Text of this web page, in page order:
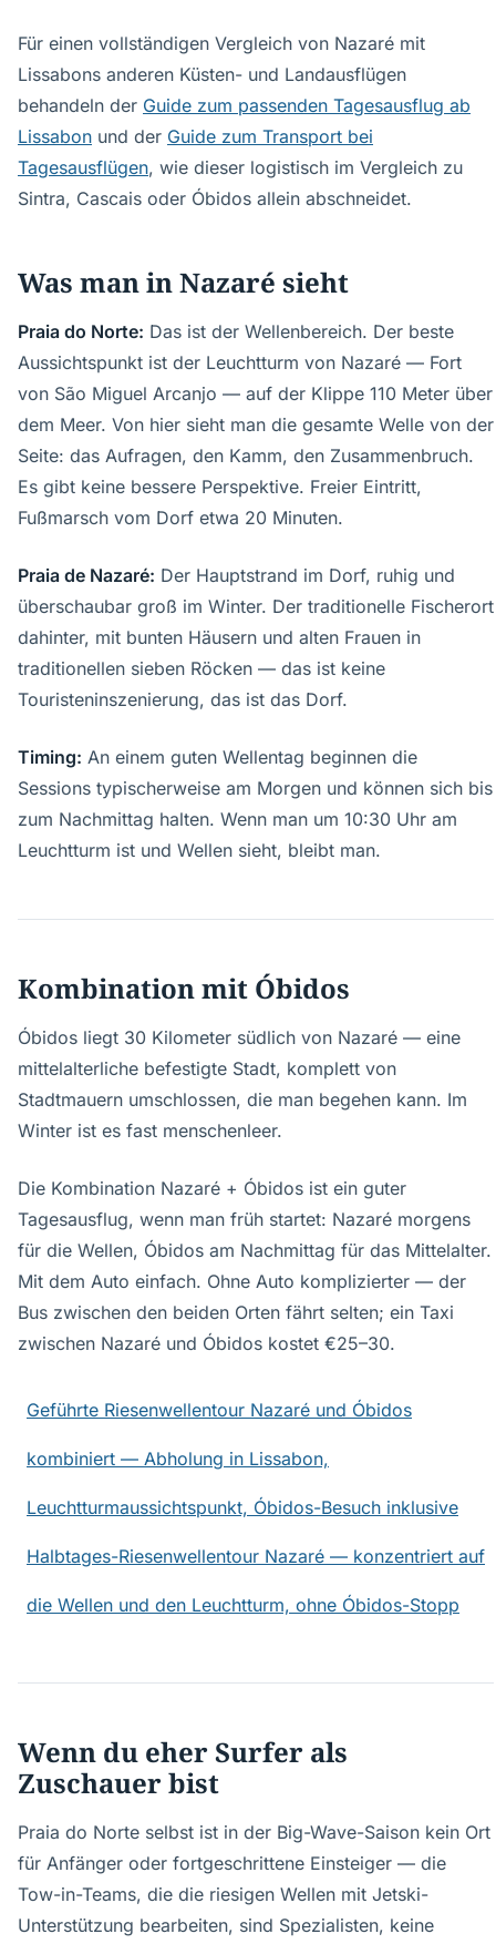
Für einen vollständigen Vergleich von Nazaré mit
Lissabons anderen Küsten- und Landausflügen
behandeln der Guide zum passenden Tagesausflug ab
Lissabon und der Guide zum Transport bei
Tagesausflügen, wie dieser logistisch im Vergleich zu
Sintra, Cascais oder Óbidos allein abschneidet.
Was man in Nazaré sieht
Praia do Norte: Das ist der Wellenbereich. Der beste
Aussichtspunkt ist der Leuchtturm von Nazaré — Fort
von São Miguel Arcanjo — auf der Klippe 110 Meter über
dem Meer. Von hier sieht man die gesamte Welle von der
Seite: das Aufragen, den Kamm, den Zusammenbruch.
Es gibt keine bessere Perspektive. Freier Eintritt,
Fußmarsch vom Dorf etwa 20 Minuten.
Praia de Nazaré: Der Hauptstrand im Dorf, ruhig und
überschaubar groß im Winter. Der traditionelle Fischerort
dahinter, mit bunten Häusern und alten Frauen in
traditionellen sieben Röcken — das ist keine
Touristeninszenierung, das ist das Dorf.
Timing: An einem guten Wellentag beginnen die
Sessions typischerweise am Morgen und können sich bis
zum Nachmittag halten. Wenn man um 10:30 Uhr am
Leuchtturm ist und Wellen sieht, bleibt man.
Kombination mit Óbidos
Óbidos liegt 30 Kilometer südlich von Nazaré — eine
mittelalterliche befestigte Stadt, komplett von
Stadtmauern umschlossen, die man begehen kann. Im
Winter ist es fast menschenleer.
Die Kombination Nazaré + Óbidos ist ein guter
Tagesausflug, wenn man früh startet: Nazaré morgens
für die Wellen, Óbidos am Nachmittag für das Mittelalter.
Mit dem Auto einfach. Ohne Auto komplizierter — der
Bus zwischen den beiden Orten fährt selten; ein Taxi
zwischen Nazaré und Óbidos kostet €25–30.
Geführte Riesenwellentour Nazaré und Óbidos
kombiniert — Abholung in Lissabon,
Leuchtturmaussichtspunkt, Óbidos-Besuch inklusive
Halbtages-Riesenwellentour Nazaré — konzentriert auf
die Wellen und den Leuchtturm, ohne Óbidos-Stopp
Wenn du eher Surfer als
Zuschauer bist
Praia do Norte selbst ist in der Big-Wave-Saison kein Ort
für Anfänger oder fortgeschrittene Einsteiger — die
Tow-in-Teams, die die riesigen Wellen mit Jetski-
Unterstützung bearbeiten, sind Spezialisten, keine